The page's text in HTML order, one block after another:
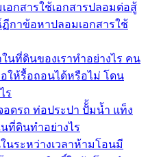
อกสารใช้เอกสารปลอมต่อสู้
กาข้อหาปลอมเอกสารใช้
นที่ดินของเราทำอย่างไร คน
ให้รื้อถอนได้หรือไม่ โดน
ร
อดรถ ท่อประปา ปัั้มน้ำ แท็ง
ที่ดินทำอย่างไร
ระหว่างเวลาห้ามโอนมี